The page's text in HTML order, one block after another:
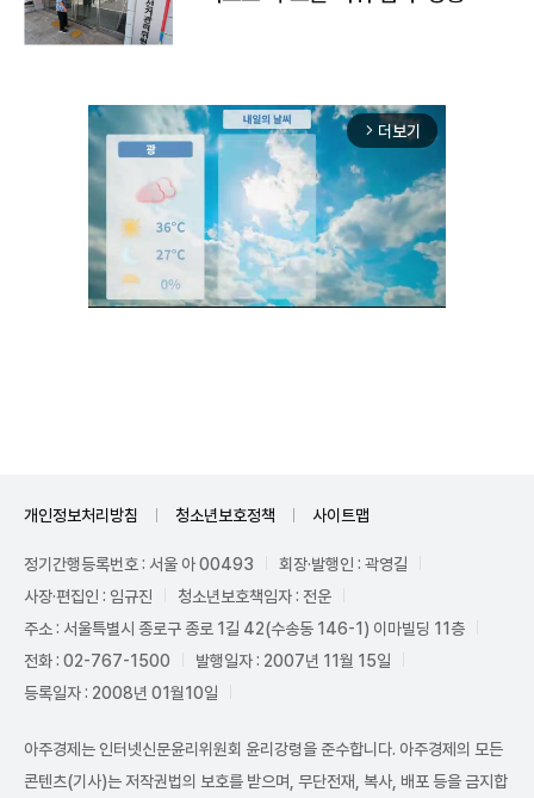
arrow_forward_ios 더보기
개인정보처리방침 청소년보호정책 사이트맵
정기간행등록번호 : 서울 아 00493
회장·발행인 : 곽영길
사장·편집인 : 임규진
청소년보호책임자 : 전운
주소 : 서울특별시 종로구 종로 1길 42(수송동 146-1) 이마빌딩 11층
전화 : 02-767-1500
발행일자 : 2007년 11월 15일
등록일자 : 2008년 01월10일
아주경제는 인터넷신문윤리위원회 윤리강령을 준수합니다. 아주경제의 모든
콘텐츠(기사)는 저작권법의 보호를 받으며, 무단전재, 복사, 배포 등을 금지합